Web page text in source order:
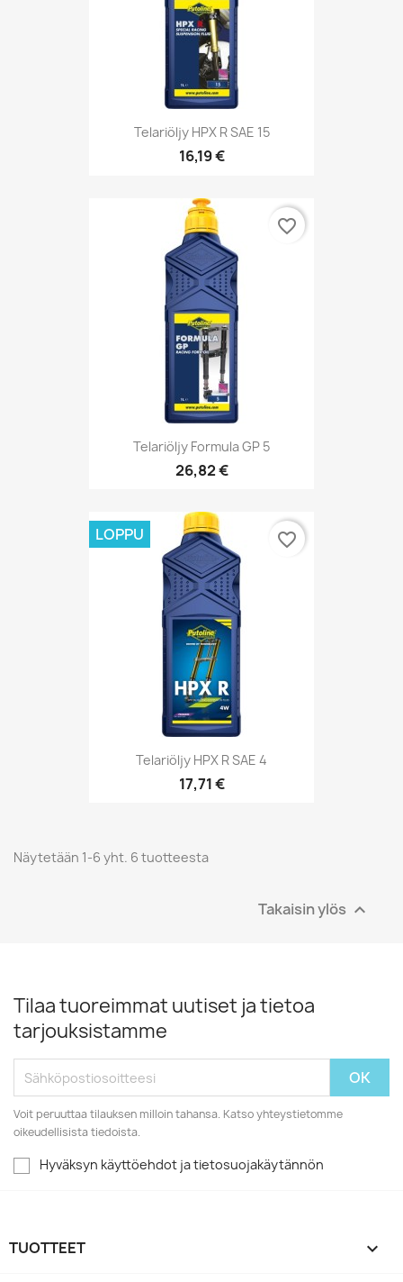
Telariöljy HPX R SAE 15
16,19 €
Telariöljy Formula GP 5
26,82 €
favorite_border
Telariöljy HPX R SAE 4
17,71 €
LOPPU favorite_border
Näytetään 1-6 yht. 6 tuotteesta
Takaisin ylös 
Tilaa tuoreimmat uutiset ja tietoa
tarjouksistamme
Voit peruuttaa tilauksen milloin tahansa. Katso yhteystietomme
oikeudellisista tiedoista.
Hyväksyn käyttöehdot ja tietosuojakäytännön
TUOTTEET 